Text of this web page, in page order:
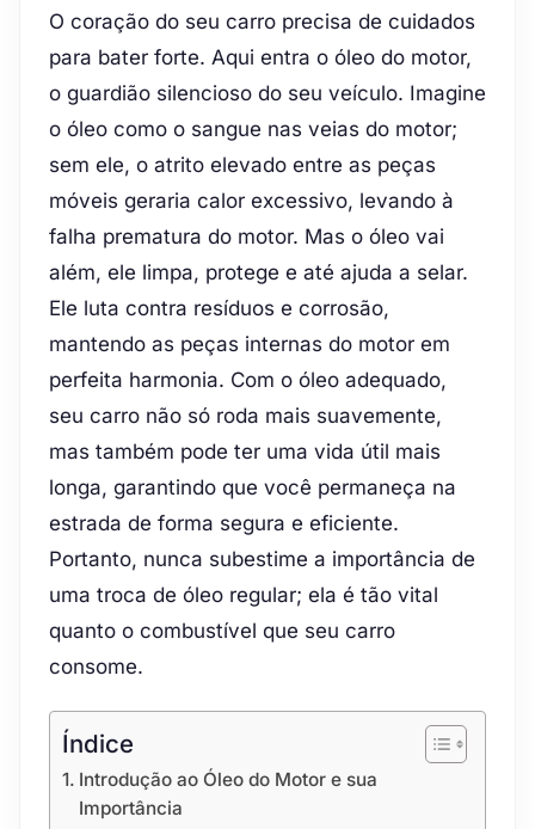
O coração do seu carro precisa de cuidados
para bater forte. Aqui entra o óleo do motor,
o guardião silencioso do seu veículo. Imagine
o óleo como o sangue nas veias do motor;
sem ele, o atrito elevado entre as peças
móveis geraria calor excessivo, levando à
falha prematura do motor. Mas o óleo vai
além, ele limpa, protege e até ajuda a selar.
Ele luta contra resíduos e corrosão,
mantendo as peças internas do motor em
perfeita harmonia. Com o óleo adequado,
seu carro não só roda mais suavemente,
mas também pode ter uma vida útil mais
longa, garantindo que você permaneça na
estrada de forma segura e eficiente.
Portanto, nunca subestime a importância de
uma troca de óleo regular; ela é tão vital
quanto o combustível que seu carro
consome.
Índice
Introdução ao Óleo do Motor e sua
Importância